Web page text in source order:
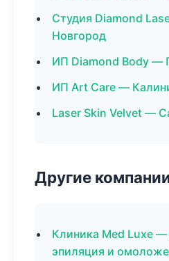
Студия Diamond
Новгород
ИП Diamond Body —
ИП Art Care —
Laser Skin Velvet —
Другие
Клиника Med Luxe —
эпиляция и